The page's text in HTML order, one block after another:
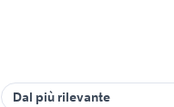
Dal più rilevante